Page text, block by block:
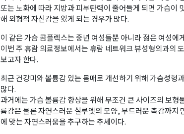
또는 노화에 따라 지방과 피부탄력이 줄어들게 되면 가슴이
해 외형적 자신감을 잃게 되는 경우가 많다.
이 같은 가슴 콤플렉스는 중년 여성들뿐 아니라 젊은 여성에
이번 주 휴람 의료정보에서는 휴람 네트워크 뷰성형외과의
보고자 한다.
최근 건강미와 볼륨감 있는 몸매로 개선하기 위해 가슴성형
많다.
과거에는 가슴 볼륨감 향상을 위해 무조건 큰 사이즈의 보
륨감은 물론 자연스러운 실루엣의 모양, 부드러운 촉감까지
에 맞는 자연스러움을 추구하는 추세이다.